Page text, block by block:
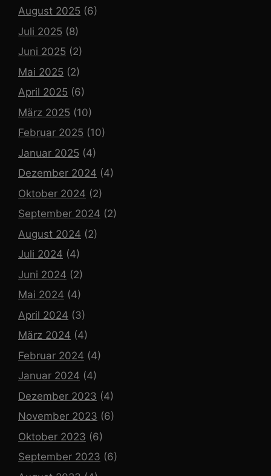
August 2025 (6)
Juli 2025 (8)
Juni 2025 (2)
Mai 2025 (2)
April 2025 (6)
März 2025 (10)
Februar 2025 (10)
Januar 2025 (4)
Dezember 2024 (4)
Oktober 2024 (2)
September 2024 (2)
August 2024 (2)
Juli 2024 (4)
Juni 2024 (2)
Mai 2024 (4)
April 2024 (3)
März 2024 (4)
Februar 2024 (4)
Januar 2024 (4)
Dezember 2023 (4)
November 2023 (6)
Oktober 2023 (6)
September 2023 (6)